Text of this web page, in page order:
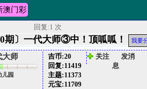
澳门彩
回复:1 次
期〕一代大师③中！顶呱呱！ 我要
大师
儿园
吉币:20
回复:11419
主题:11373
元宝:11709
关注
发消
息